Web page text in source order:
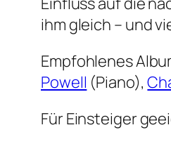
ihm gleich – und
Empfohlenes
Powell (Piano),
Für Einsteiger